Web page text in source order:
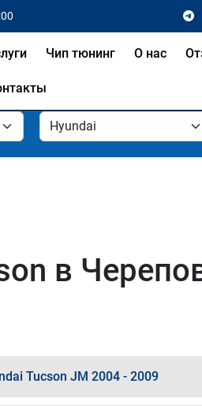
Чип тюнинг О нас
в
Tucson JM 2004 - 2009